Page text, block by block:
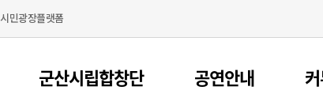
시민광장플랫폼
군산시립합창단 공연안내